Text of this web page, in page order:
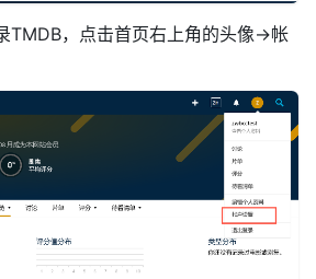
TMDB，点击首页右上角的头像→帐